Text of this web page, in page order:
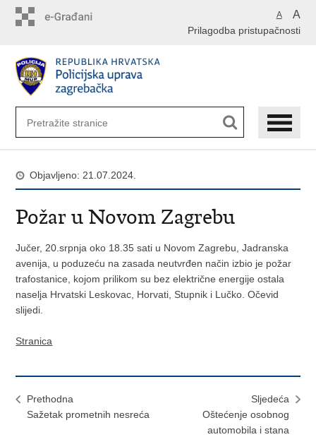
A A
Prilagodba pristupačnosti
Objavljeno: 21.07.2024.
Požar u Novom Zagrebu
Jučer, 20.srpnja oko 18.35 sati u Novom Zagrebu, Jadranska
avenija, u poduzeću na zasada neutvrđen način izbio je požar
trafostanice, kojom prilikom su bez električne energije ostala
naselja Hrvatski Leskovac, Horvati, Stupnik i Lučko. Očevid
slijedi.
Stranica
Prethodna
Sažetak prometnih nesreća
Sljedeća
Oštećenje osobnog
automobila i stana